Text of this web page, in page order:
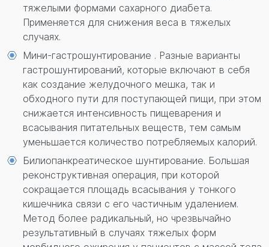
тяжелыми формами сахарного диабета.
Применяется для снижения веса в тяжелых
случаях.
Мини-гастрошунтирование . Разные варианты
гастрошунтирований, которые включают в себя
как создание желудочного мешка, так и
обходного пути для поступающей пищи, при этом
снижается интенсивность пищеварения и
всасывания питательных веществ, тем самым
уменьшается количество потребляемых калорий.
Билиопанкреатическое шунтирование. Большая
реконструктивная операция, при которой
сокращается площадь всасывания у тонкого
кишечника связи с его частичным удалением.
Метод более радикальный, но чрезвычайно
результативный в случаях тяжелых форм